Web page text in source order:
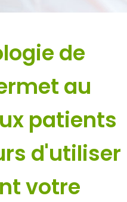
de
au
patients
d'utiliser
votre